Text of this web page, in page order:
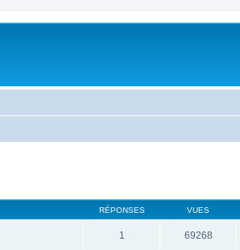
RÉPONSES VUES
1 69268